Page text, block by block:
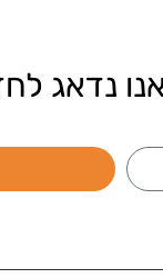
נדאג